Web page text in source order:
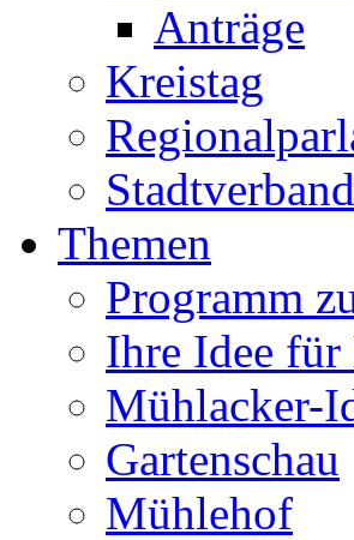
Anträge
Kreistag
Stadtverband
Themen
Programm
Ihre Idee
Mühlacker-
Gartenschau
Mühlehof